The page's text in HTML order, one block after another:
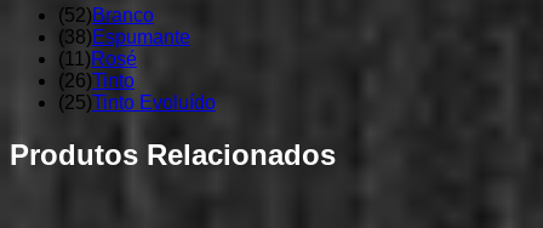
(52)Branco
(38)Espumante
(11 )Rosé
(26)Tinto
(25)Tinto Evoluído
Produtos Relacionados